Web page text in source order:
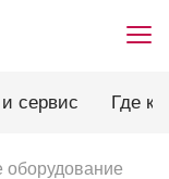
сервис Где